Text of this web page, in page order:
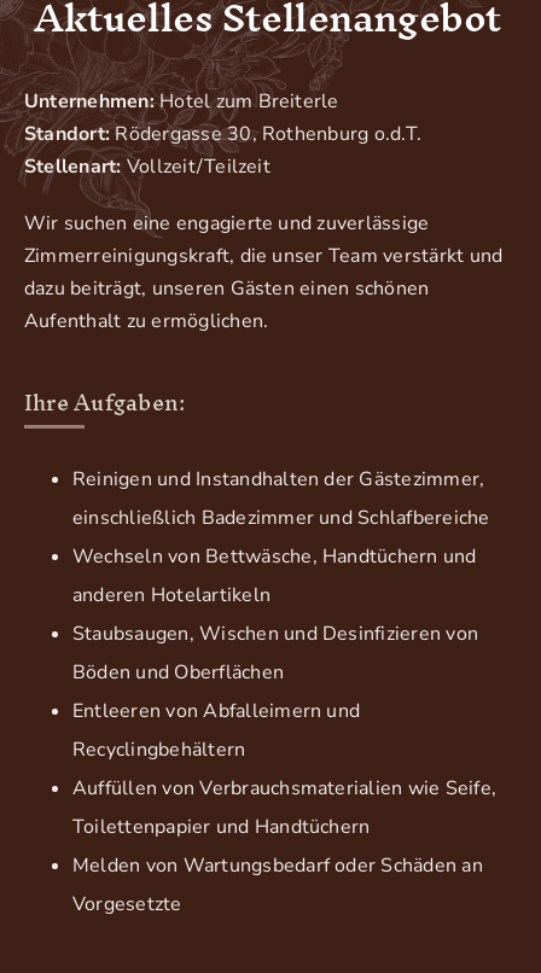
Aktuelles Stellenangebot
Unternehmen:Hotel zum Breiterle
Standort:Rödergasse 30, Rothenburg o.d.T.
Stellenart:Vollzeit/Teilzeit
Wir suchen eine engagierte und zuverlässige
Zimmerreinigungskraft, die unser Team verstärkt und
dazu beiträgt, unseren Gästen einen schönen
Aufenthalt zu ermöglichen.
Ihre Aufgaben:
Reinigen und Instandhalten der Gästezimmer,
einschließlich Badezimmer und Schlafbereiche
Wechseln von Bettwäsche, Handtüchern und
anderen Hotelartikeln
Staubsaugen, Wischen und Desinfizieren von
Böden und Oberflächen
Entleeren von Abfalleimern und
Recyclingbehältern
Auffüllen von Verbrauchsmaterialien wie Seife,
Toilettenpapier und Handtüchern
Melden von Wartungsbedarf oder Schäden an
Vorgesetzte